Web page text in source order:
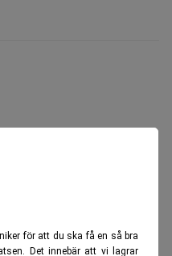
för att du ska få en så bra
Det innebär att vi lagrar
och kontroll till Alecta